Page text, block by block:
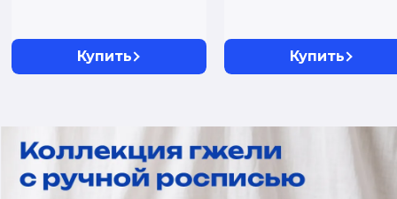
Купить Купить